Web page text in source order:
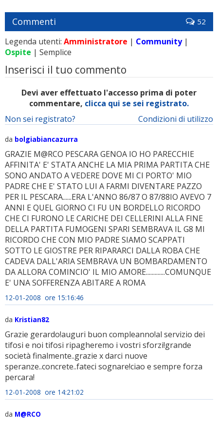
Commenti 52
Legenda utenti: Amministratore | Community|
Ospite | Semplice
Inserisci il tuo commento
Devi aver effettuato l'accesso prima di poter
commentare, clicca qui se sei registrato.
Condizioni di utilizzo
Non sei registrato?
da bolgiabiancazurra
GRAZIE M@RCO PESCARA GENOA IO HO PARECCHIE
AFFINITA' E' STATA ANCHE LA MIA PRIMA PARTITA CHE
SONO ANDATO A VEDERE DOVE MI CI PORTO' MIO
PADRE CHE E' STATO LUI A FARMI DIVENTARE PAZZO
PER IL PESCARA......ERA L'ANNO 86/87 O 87/88IO AVEVO 7
ANNI E QUEL GIORNO CI FU UN BORDELLO RICORDO
CHE CI FURONO LE CARICHE DEI CELLERINI ALLA FINE
DELLA PARTITA FUMOGENI SPARI SEMBRAVA IL G8 MI
RICORDO CHE CON MIO PADRE SIAMO SCAPPATI
SOTTO LE GIOSTRE PER RIPARARCI DALLA ROBA CHE
CADEVA DALL'ARIA SEMBRAVA UN BOMBARDAMENTO
DA ALLORA COMINCIO' IL MIO AMORE.............COMUNQUE
E' UNA SOFFERENZA ABITARE A ROMA
12-01-2008 ore 15:16:46
da Kristian82
Grazie gerardo!auguri buon compleanno!al servizio dei
tifosi e noi tifosi ripagheremo i vostri sforzi!grande
società finalmente..grazie x darci nuove
speranze..concrete..fateci sognare!ciao e sempre forza
percara!
12-01-2008 ore 14:21:02
da M@RCO